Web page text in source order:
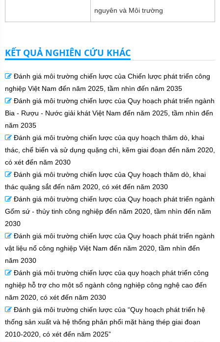
nguyên và Môi trường
KẾT QUẢ NGHIÊN CỨU KHÁC
Đánh giá môi trường chiến lược của Chiến lược phát triển công
nghiệp Việt Nam đến năm 2025, tầm nhìn đến năm 2035
Đánh giá môi trường chiến lược của Quy hoạch phát triển ngành
Bia - Rượu - Nước giải khát Việt Nam đến năm 2025, tầm nhìn đến
năm 2035
Đánh giá môi trường chiến lược của quy hoạch thăm dò, khai
thác, chế biến và sử dụng quặng chì, kẽm giai đoạn đến năm 2020,
có xét đến năm 2030
Đánh giá môi trường chiến lược của Quy hoạch thăm dò, khai
thác quặng sắt đến năm 2020, có xét đến năm 2030
Đánh giá môi trường chiến lược của Quy hoạch phát triển ngành
Gốm sứ - thủy tinh công nghiệp đến năm 2020, tầm nhìn đến năm
2030
Đánh giá môi trường chiến lược của Quy hoạch phát triển ngành
vật liệu nổ công nghiệp Việt Nam đến năm 2020, tầm nhìn đến
năm 2030
Đánh giá môi trường chiến lược của quy hoạch phát triển công
nghiệp hỗ trợ cho một số ngành công nghiệp công nghệ cao đến
năm 2020, có xét đến năm 2030
Đánh giá môi trường chiến lược của “Quy hoạch phát triển hệ
thống sản xuất và hệ thống phân phối mặt hàng thép giai đoạn
2010-2020, có xét đến năm 2025”